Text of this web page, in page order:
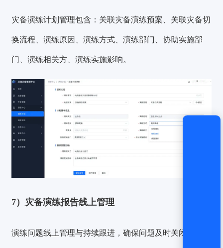
灾备演练计划管理包含： 关联灾备演练预案、关联灾备切
换流程、演练原因、演练方式、演练部门、协助实施部
门、演练相关方、演练实施影响。
7）灾备演练报告线上管理
演练问题线上管理与持续跟进 ，确保问题及时关闭，同时
登录
还没有账号？ 立即注册